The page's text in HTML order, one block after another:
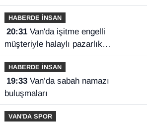
HABERDE İNSAN
20:31Van'da işitme engelli
müşteriyle halaylı pazarlık
gülümsetti
HABERDE İNSAN
19:33Van’da sabah namazı
buluşmaları
VAN'DA SPOR